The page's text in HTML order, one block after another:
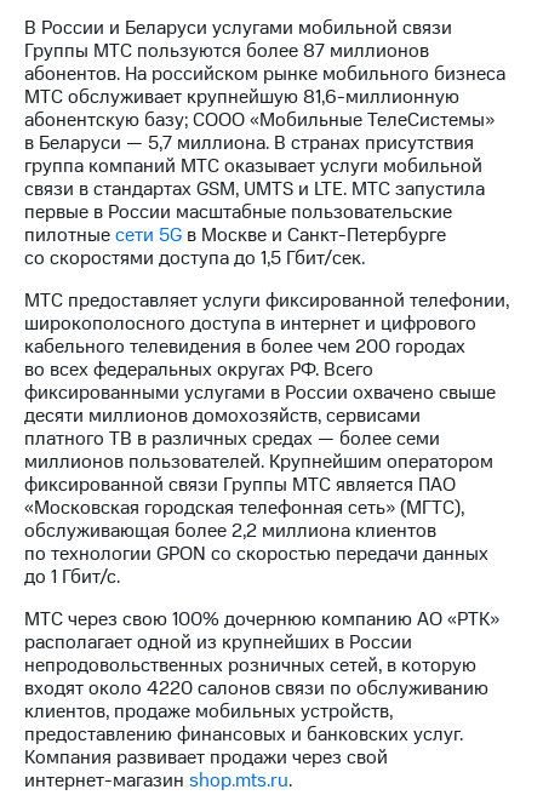
Интервью
Финансовая
отчетность
Контакты
Новости
в
регионе
и акционерам
Корпоративное
управление
Корпоративный
секретарь
Раскрытие
информации
Информация
акционерам
Документы
ПАО
"МТС"
Собрания
акционеров
Личный
кабинет
акционера
Акционерный
капитал
Контроль
и
аудит
В России и Беларуси услугами мобильной связи
Группы МТС пользуются более 87 миллионов
абонентов. На российском рынке мобильного бизнеса
МТС обслуживает крупнейшую81,6-миллионную
абонентскую базу; СООО «Мобильные ТелеСистемы»
в Беларуси — 5,7 миллиона. В странах присутствия
группа компаний МТС оказывает услуги мобильной
связи в стандартах GSM, UMTS и LTE. МТС запустила
первые в России масштабные пользовательские
пилотныесети 5G в Москве и Санкт-Петербурге
со скоростями доступа до 1,5 Гбит/cек.
МТС предоставляет услуги фиксированной телефонии,
широкополосного доступа в интернет и цифрового
кабельного телевидения в более чем 200 городах
во всех федеральных округах РФ. Всего
фиксированными услугами в России охвачено свыше
десяти миллионов домохозяйств, сервисами
платного ТВ в различных средах — более семи
миллионов пользователей. Крупнейшим оператором
фиксированной связи Группы МТС является ПАО
«Московская городская телефонная сеть» (МГТС),
обслуживающая более 2,2 миллиона клиентов
по технологии GPON со скоростью передачи данных
до 1 Гбит/с.
МТС через свою 100% дочернюю компанию АО «РТК»
располагает одной из крупнейших в России
непродовольственных розничных сетей, в которую
входят около 4220 салонов связи по обслуживанию
клиентов, продаже мобильных устройств,
предоставлению финансовых и банковских услуг.
Компания развивает продажи через свой
интернет-магазин shop.mts.ru.